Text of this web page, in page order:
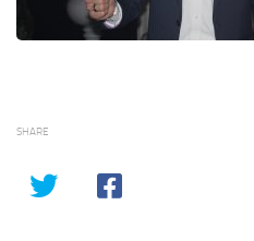
SHARE